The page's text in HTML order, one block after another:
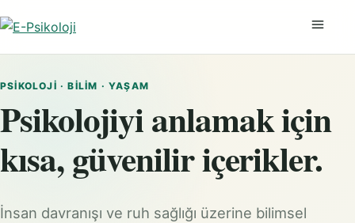
PSIKOLOJI · BILIM · YAŞAM
Psikolojiyi anlamak için
kısa, güvenilir içerikler.
İnsan davranışı ve ruh sağlığı üzerine bilimsel